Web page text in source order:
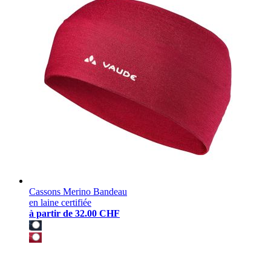
Cassons Merino Bandeau
en laine certifiée
à partir de 32.00 CHF